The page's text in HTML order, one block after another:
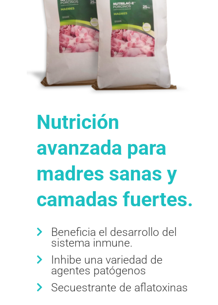
Nutrición
avanzada para
madres sanas y
camadas fuertes.
Beneficia el desarrollo del
sistema inmune.
Inhibe una variedad de
agentes patógenos
Secuestrante de aflatoxinas